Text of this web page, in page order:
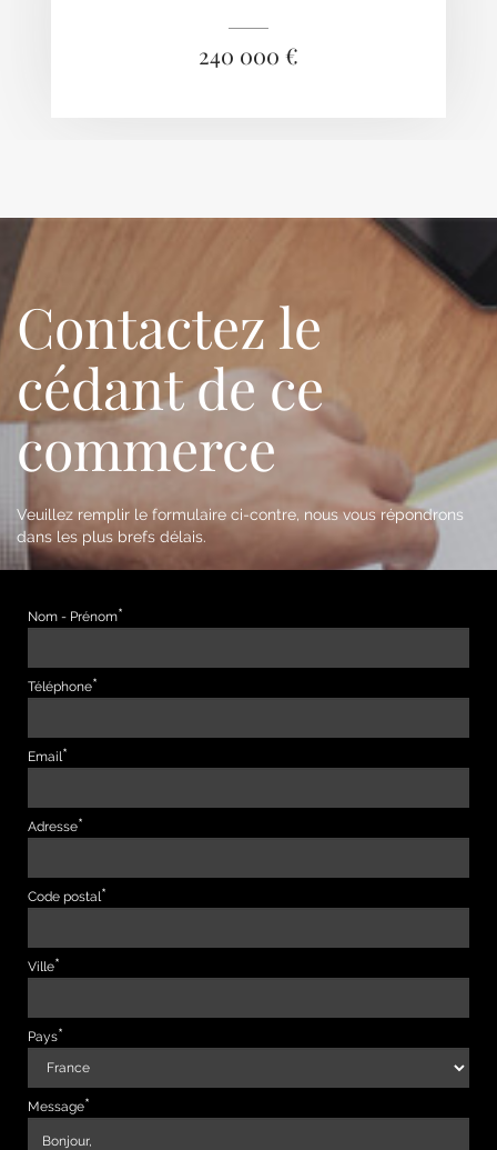
240 000 €
Contactez le
cédant de ce
commerce
Veuillez remplir le formulaire ci-contre, nous vous répondrons
dans les plus brefs délais.
Nom - Prénom
Téléphone
Email
Adresse
Code postal
Ville
Pays
Message